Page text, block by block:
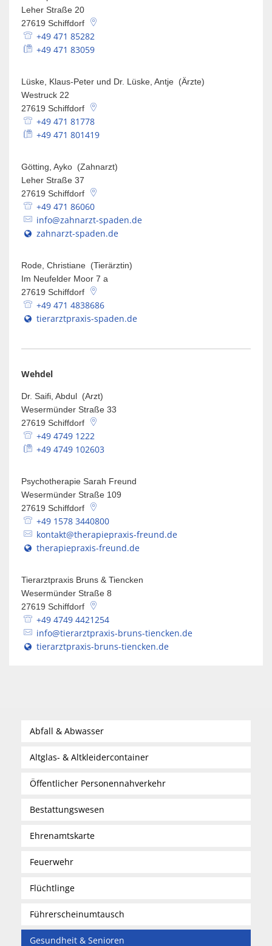
Leher Straße 20
27619 Schiffdorf
+49 471 85282
+49 471 83059
Lüske, Klaus-Peter und Dr. Lüske, Antje (Ärzte)
Westruck 22
27619 Schiffdorf
+49 471 81778
+49 471 801419
Götting, Ayko (Zahnarzt)
Leher Straße 37
27619 Schiffdorf
+49 471 86060
info@zahnarzt-spaden.de
zahnarzt-spaden.de
Rode, Christiane (Tierärztin)
Im Neufelder Moor 7 a
27619 Schiffdorf
+49 471 4838686
tierarztpraxis-spaden.de
Wehdel
Dr. Saifi, Abdul (Arzt)
Wesermünder Straße 33
27619 Schiffdorf
+49 4749 1222
+49 4749 102603
Psychotherapie Sarah Freund
Wesermünder Straße 109
27619 Schiffdorf
+49 1578 3440800
kontakt@therapiepraxis-freund.de
therapiepraxis-freund.de
Tierarztpraxis Bruns & Tiencken
Wesermünder Straße 8
27619 Schiffdorf
+49 4749 4421254
info@tierarztpraxis-bruns-tiencken.de
tierarztpraxis-bruns-tiencken.de
Abfall & Abwasser
Altglas- & Altkleidercontainer
Öffentlicher Personennahverkehr
Bestattungswesen
Ehrenamtskarte
Feuerwehr
Flüchtlinge
Führerscheinumtausch
Gesundheit & Senioren